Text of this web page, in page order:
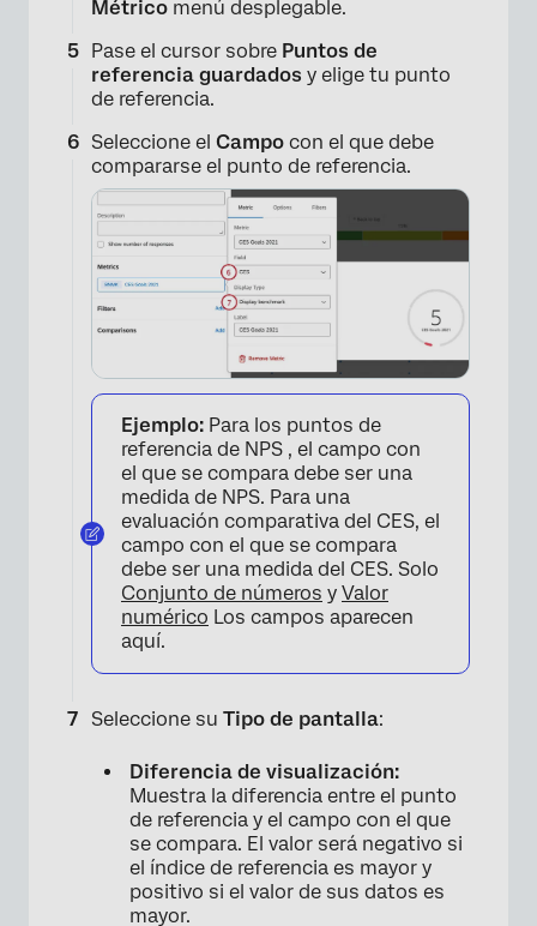
×
×
Métrico menú desplegable.
Pase el cursor sobre Puntos de
referencia guardados y elige tu punto
de referencia.
Seleccione el Campo con el que debe
compararse el punto de referencia.
Ejemplo: Para los puntos de
referencia de NPS , el campo con
el que se compara debe ser una
medida de NPS. Para una
evaluación comparativa del CES, el
campo con el que se compara
debe ser una medida del CES. Solo
Conjunto de números y Valor
numérico Los campos aparecen
aquí.
Seleccione su Tipo de pantalla:
Diferencia de visualización:
Muestra la diferencia entre el punto
de referencia y el campo con el que
se compara. El valor será negativo si
el índice de referencia es mayor y
positivo si el valor de sus datos es
mayor.